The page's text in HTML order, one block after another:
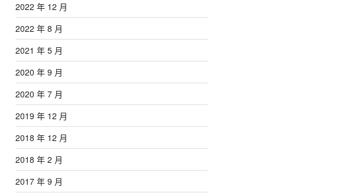
2022 年 12 月
2022 年 8 月
2021 年 5 月
2020 年 9 月
2020 年 7 月
2019 年 12 月
2018 年 12 月
2018 年 2 月
2017 年 9 月